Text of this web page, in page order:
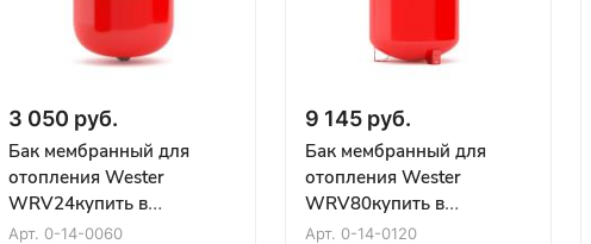
3 050 руб.
Бак мембранный для
отопления Wester
WRV24купить в
Краснодаре
Арт. 0-14-0060
9 145 руб.
Бак мембранный для
отопления Wester
WRV80купить в
Краснодаре
Арт. 0-14-0120